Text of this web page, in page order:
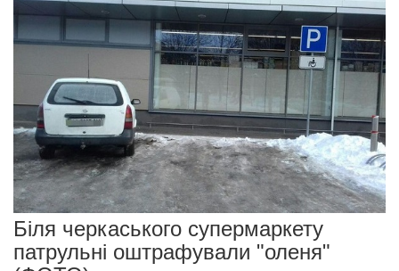
Біля черкаського супермаркету
патрульні оштрафували "оленя"